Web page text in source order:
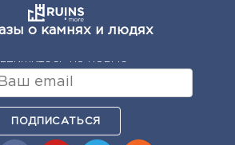
о камнях и людях
на новые
ПОДПИСАТЬСЯ